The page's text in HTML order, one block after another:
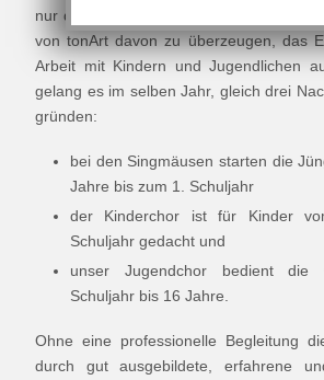
nur die Kinder, sondern vor allem auch
von tonArt davon zu überzeugen, das
Arbeit mit Kindern und Jugendlichen
gelang es im selben Jahr, gleich drei
gründen:
bei den Singmäusen starten die
Jahre bis zum 1. Schuljahr
der Kinderchor ist für Kinder
Schuljahr gedacht und
unser Jugendchor bedient die
Schuljahr bis 16 Jahre.
Ohne eine professionelle Begleitung
durch gut ausgebildete, erfahrene